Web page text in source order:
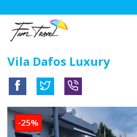
Vila Dafos Luxury
-25%